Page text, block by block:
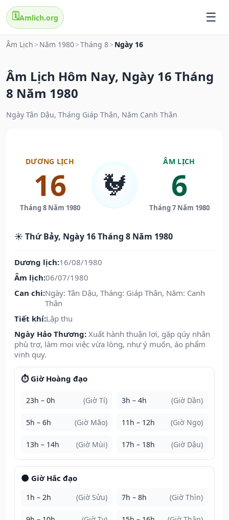
🗓️Amlich.org
Âm Lịch > Năm 1980>Tháng 8> Ngày 16
Âm Lịch Hôm Nay, Ngày 16 Tháng
8 Năm 1980
Ngày Tân Dậu, Tháng Giáp Thân, Năm Canh Thân
DƯƠNG LỊCH
16
Tháng 8 Năm 1980
🐓
ÂM LỊCH
6
Tháng 7 Năm 1980
☀️ Thứ Bảy, Ngày 16 Tháng 8 Năm 1980
Dương lịch:16/08/1980
Âm lịch:06/07/1980
Can chi:Ngày: Tân Dậu, Tháng: Giáp Thân, Năm: Canh
Thân
Tiết khí:Lập thu
Ngày Hảo Thương: Xuất hành thuận lợi, gặp qúy nhân
phù trợ, làm mọi việc vừa lòng, như ý muốn, áo phẩm
vinh quy.
⏱️ Giờ Hoàng đạo
23h – 0h (Giờ Tí) 3h – 4h (Giờ Dần)
5h – 6h (Giờ Mão) 11h – 12h (Giờ Ngọ)
13h – 14h (Giờ Mùi) 17h – 18h (Giờ Dậu)
🌑 Giờ Hắc đạo
1h – 2h (Giờ Sửu) 7h – 8h (Giờ Thìn)